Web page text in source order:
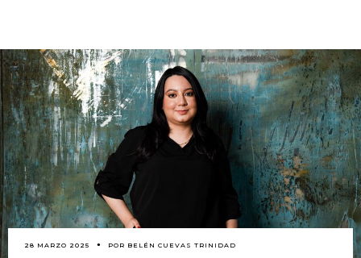
28 MARZO 2025 POR BELÉN CUEVAS TRINIDAD